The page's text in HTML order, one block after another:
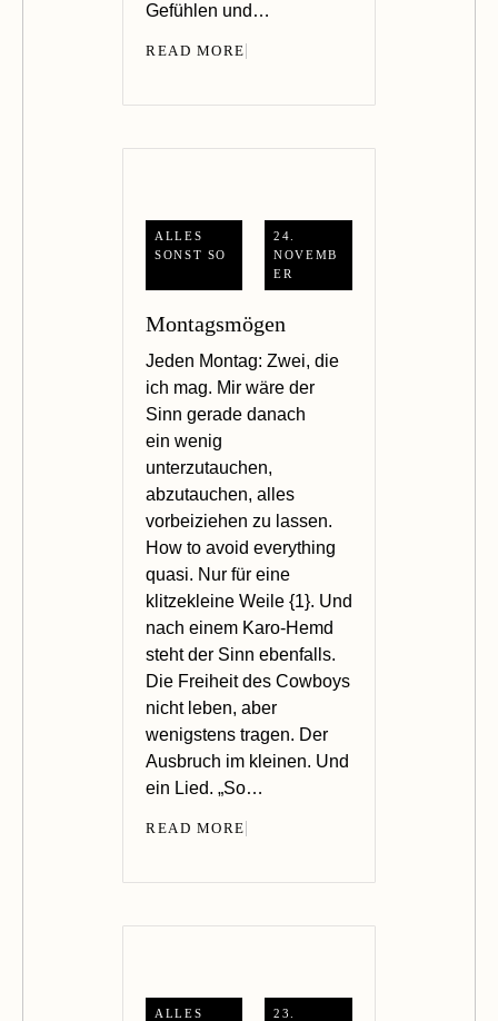
Gefühlen und…
READ MORE
24.
NOVEMB
ER
ALLES
SONST SO
Montagsmögen
Jeden Montag: Zwei, die
ich mag. Mir wäre der
Sinn gerade danach
ein wenig
unterzutauchen,
abzutauchen, alles
vorbeiziehen zu lassen.
How to avoid everything
quasi. Nur für eine
klitzekleine Weile {1}. Und
nach einem Karo-Hemd
steht der Sinn ebenfalls.
Die Freiheit des Cowboys
nicht leben, aber
wenigstens tragen. Der
Ausbruch im kleinen. Und
ein Lied. „So…
READ MORE
23.
ALLES